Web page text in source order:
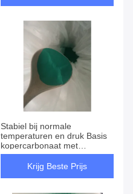
Stabiel bij normale
temperaturen en druk Basis
kopercarbonaat met
molermassa 24968 Gmol
Onoplosbaar in water
Krijg Beste Prijs